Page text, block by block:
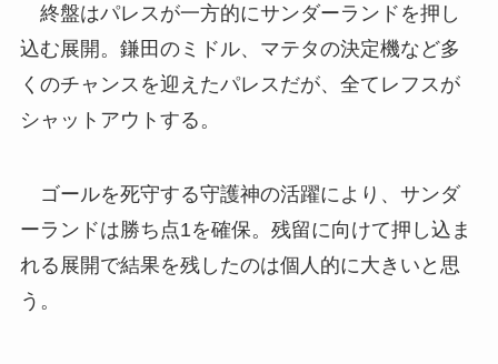
終盤はパレスが一方的にサンダーランドを押し
込む展開。鎌田のミドル、マテタの決定機など多
くのチャンスを迎えたパレスだが、全てレフスが
シャットアウトする。
ゴールを死守する守護神の活躍により、サンダ
ーランドは勝ち点1を確保。残留に向けて押し込ま
れる展開で結果を残したのは個人的に大きいと思
う。